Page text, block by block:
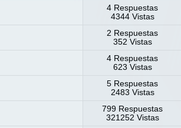
4 Respuestas
4344 Vistas
2 Respuestas
352 Vistas
4 Respuestas
623 Vistas
5 Respuestas
2483 Vistas
799 Respuestas
321252 Vistas